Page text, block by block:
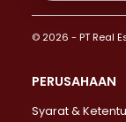
Properti Dijual
Properti
Properti Dijual di
Properti Dijual
© 2026 - PT Real
PERUSAHAAN
Syarat &